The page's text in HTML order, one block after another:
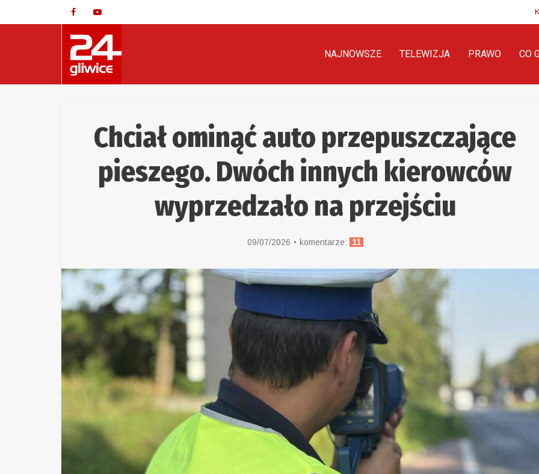
NAJNOWSZE TELEWIZJA PRAWO CO
Chciał ominąć auto przepuszczające
pieszego. Dwóch innych kierowców
wyprzedzało na przejściu
09/07/2026 komentarze: 11